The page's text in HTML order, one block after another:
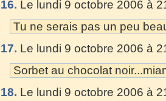
16. Le lundi 9 octobre 2006 à
Tu ne serais pas un peu
17. Le lundi 9 octobre 2006 à
Sorbet au chocolat
18. Le lundi 9 octobre 2006 à